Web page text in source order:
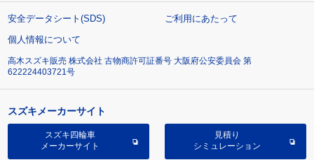
安全データシート(SDS)
ご利用にあたって
個人情報について
高木スズキ販売 株式会社 古物商許可証番号 大阪府公安委員会 第
622224403721号
スズキメーカーサイト
スズキ四輪車
メーカーサイト
見積り
シミュレーション